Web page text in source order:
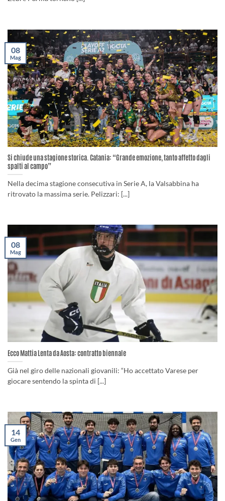
Si chiude una stagione storica. Catania: “Grande emozione, tanto affetto dagli
spalti al campo”
Nella decima stagione consecutiva in Serie A, la Valsabbina ha
ritrovato la massima serie. Pelizzari: [...]
08
Mag
Ecco Mattia Lenta da Aosta: contratto biennale
Già nel giro delle nazionali giovanili: “Ho accettato Varese per
giocare sentendo la spinta di [...]
08
Mag
14
Gen